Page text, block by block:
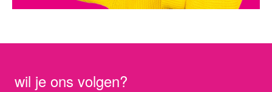
wil je ons volgen?